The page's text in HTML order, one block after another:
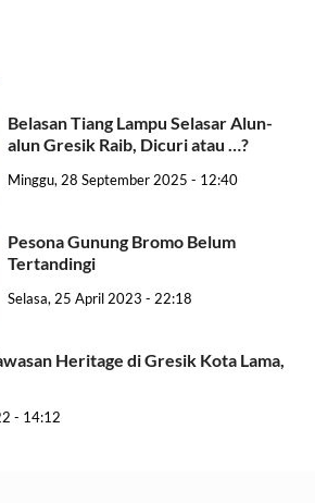
Belasan Tiang Lampu Selasar Alun-
alun Gresik Raib, Dicuri atau …?
Minggu, 28 September 2025 - 12:40
Pesona Gunung Bromo Belum
Tertandingi
Selasa, 25 April 2023 - 22:18
Heritage di Gresik Kota Lama,
- 14:12